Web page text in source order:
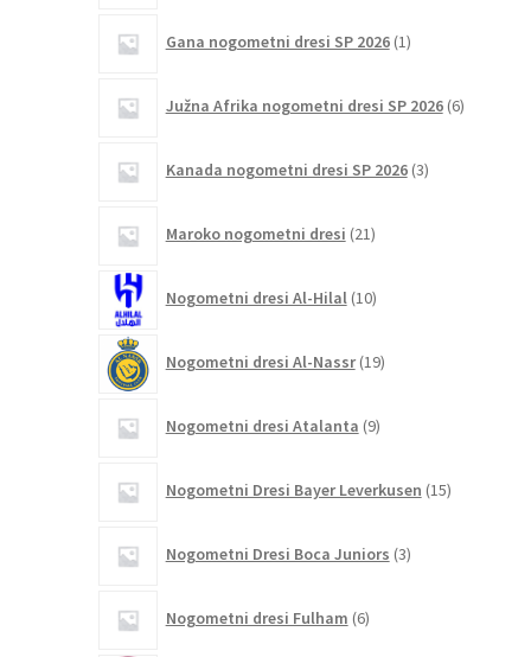
Gana nogometni dresi SP 2026 1izdelek
Južna Afrika nogometni dresi SP 2026 6izdelkov
Kanada nogometni dresi SP 2026 3izdelki
Maroko nogometni dresi 21izdelkov
Nogometni dresi Al-Hilal 10izdelkov
Nogometni dresi Al-Nassr 19izdelkov
Nogometni dresi Atalanta 9izdelkov
Nogometni Dresi Bayer Leverkusen 15izdelkov
Nogometni Dresi Boca Juniors 3izdelki
Nogometni dresi Fulham 6izdelkov